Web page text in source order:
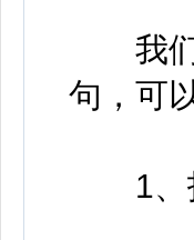
我们
句，可
1、指